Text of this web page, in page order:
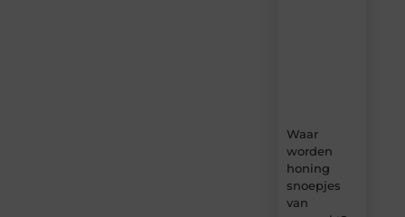
Waar
worden
honing
snoepjes
van